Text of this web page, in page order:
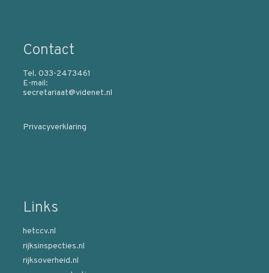
Contact
Tel. 033-2473461
E-mail:
secretariaat@videnet.nl
Privacyverklaring
Links
hetccv.nl
rijksinspecties.nl
rijksoverheid.nl